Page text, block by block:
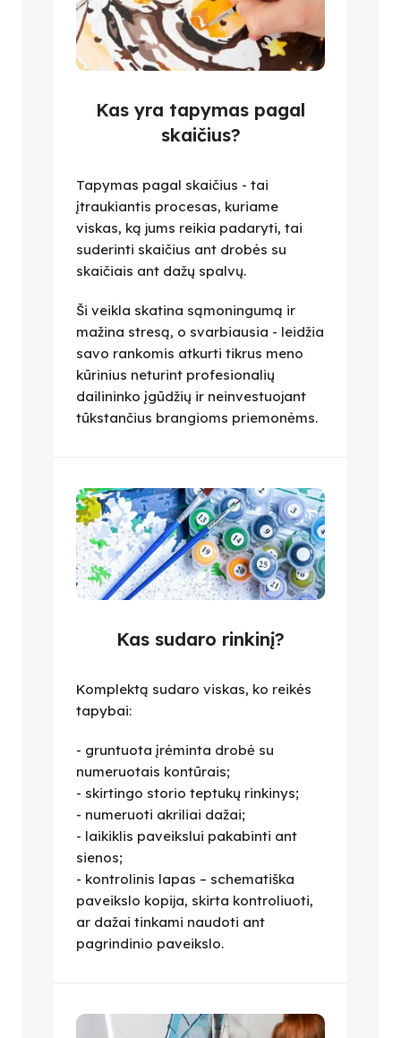
Kas yra tapymas pagal
skaičius?
Tapymas pagal skaičius - tai
įtraukiantis procesas, kuriame
viskas, ką jums reikia padaryti, tai
suderinti skaičius ant drobės su
skaičiais ant dažų spalvų.
Ši veikla skatina sąmoningumą ir
mažina stresą, o svarbiausia - leidžia
savo rankomis atkurti tikrus meno
kūrinius neturint profesionalių
dailininko įgūdžių ir neinvestuojant
tūkstančius brangioms priemonėms.
Kas sudaro rinkinį?
Komplektą sudaro viskas, ko reikės
tapybai:
- gruntuota įrėminta drobė su
numeruotais kontūrais;
- skirtingo storio teptukų rinkinys;
- numeruoti akriliai dažai;
- laikiklis paveikslui pakabinti ant
sienos;
- kontrolinis lapas – schematiška
paveikslo kopija, skirta kontroliuoti,
ar dažai tinkami naudoti ant
pagrindinio paveikslo.